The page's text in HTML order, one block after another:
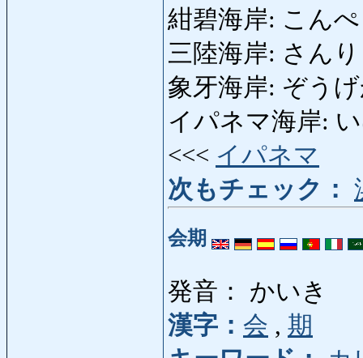
紺碧海岸: こん
三陸海岸: さん
象牙海岸: ぞう
イパネマ海岸:
<<< イパネマ
次もチェック：
会期
発音： かいき
漢字： 会 , 期